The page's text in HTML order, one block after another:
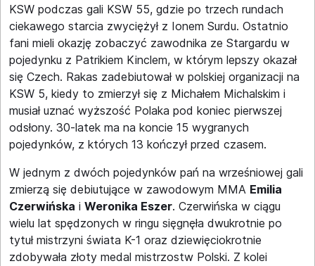
KSW podczas gali KSW 55, gdzie po trzech rundach
ciekawego starcia zwyciężył z Ionem Surdu. Ostatnio
fani mieli okazję zobaczyć zawodnika ze Stargardu w
pojedynku z Patrikiem Kinclem, w którym lepszy okazał
się Czech. Rakas zadebiutował w polskiej organizacji na
KSW 5, kiedy to zmierzył się z Michałem Michalskim i
musiał uznać wyższość Polaka pod koniec pierwszej
odsłony. 30-latek ma na koncie 15 wygranych
pojedynków, z których 13 kończył przed czasem.
W jednym z dwóch pojedynków pań na wrześniowej gali
zmierzą się debiutujące w zawodowym MMA Emilia
Czerwińska i Weronika Eszer. Czerwińska w ciągu
wielu lat spędzonych w ringu sięgnęła dwukrotnie po
tytuł mistrzyni świata K-1 oraz dziewięciokrotnie
zdobywała złoty medal mistrzostw Polski. Z kolei